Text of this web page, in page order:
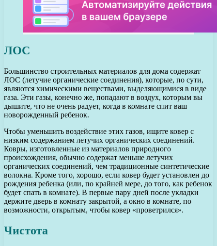
ЛОС
Большинство строительных материалов для дома содержат
ЛОС (летучие органические соединения), которые, по сути,
являются химическими веществами, выделяющимися в виде
газа. Эти газы, конечно же, попадают в воздух, которым вы
дышите, что не очень радует, когда в комнате спит ваш
новорожденный ребенок.
Чтобы уменьшить воздействие этих газов, ищите ковер с
низким содержанием летучих органических соединений.
Ковры, изготовленные из материалов природного
происхождения, обычно содержат меньше летучих
органических соединений, чем традиционные синтетические
волокна. Кроме того, хорошо, если ковер будет установлен до
рождения ребенка (или, по крайней мере, до того, как ребенок
будет спать в комнате). В первые пару дней после укладки
держите дверь в комнату закрытой, а окно в комнате, по
возможности, открытым, чтобы ковер «проветрился».
Чистота